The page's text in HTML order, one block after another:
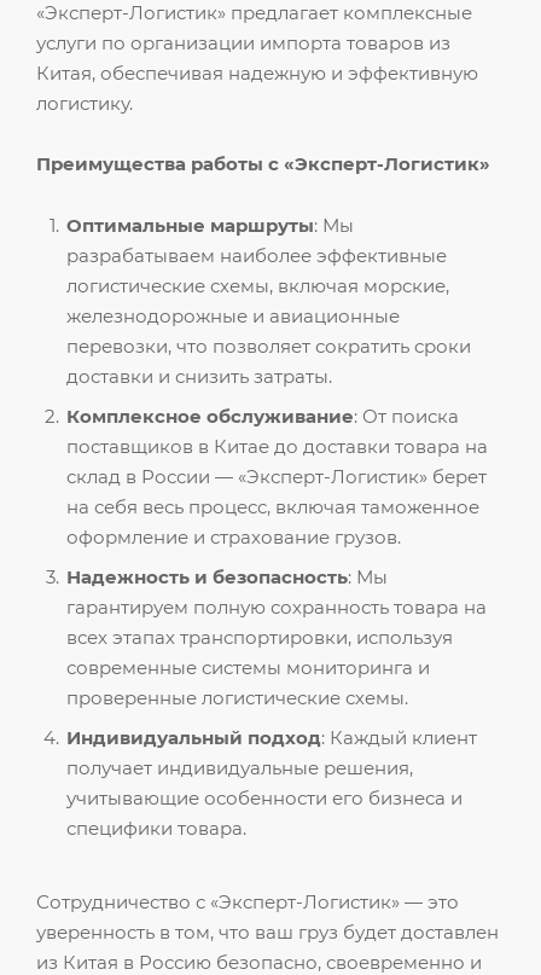
«Эксперт-Логистик» предлагает комплексные
услуги по организации импорта товаров из
Китая, обеспечивая надежную и эффективную
логистику.
Преимущества работы с «Эксперт-Логистик»
Оптимальные маршруты: Мы
разрабатываем наиболее эффективные
логистические схемы, включая морские,
железнодорожные и авиационные
перевозки, что позволяет сократить сроки
доставки и снизить затраты.
Комплексное обслуживание: От поиска
поставщиков в Китае до доставки товара на
склад в России — «Эксперт-Логистик» берет
на себя весь процесс, включая таможенное
оформление и страхование грузов.
Надежность и безопасность: Мы
гарантируем полную сохранность товара на
всех этапах транспортировки, используя
современные системы мониторинга и
проверенные логистические схемы.
Индивидуальный подход: Каждый клиент
получает индивидуальные решения,
учитывающие особенности его бизнеса и
специфики товара.
Сотрудничество с «Эксперт-Логистик» — это
уверенность в том, что ваш груз будет доставлен
из Китая в Россию безопасно, своевременно и